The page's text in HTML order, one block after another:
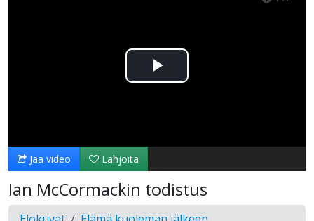
Toista
Jaa video Lahjoita
Ian McCormackin todistus